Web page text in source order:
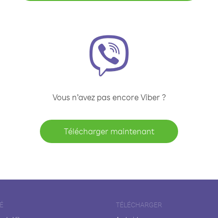
Vous n’avez pas encore Viber ?
Télécharger maintenant
TÉLÉCHARGER